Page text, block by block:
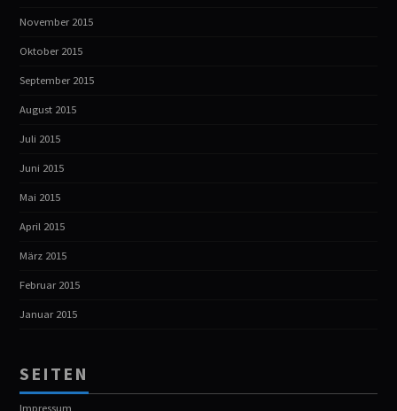
November 2015
Oktober 2015
September 2015
August 2015
Juli 2015
Juni 2015
Mai 2015
April 2015
März 2015
Februar 2015
Januar 2015
SEITEN
Impressum